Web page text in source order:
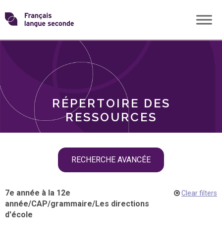
Skip
toTransformons
langue
RÉPERTOIRE DES
RESSOURCES
RECHERCHE AVANCÉE
THÈMES
7e année à la 12e
année/CAP/grammaire/Les directions
d'école
Clear filters